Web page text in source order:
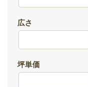
広さ
坪単価